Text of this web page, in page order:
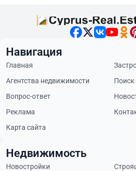
Навигация
Главная
Агентства недвижимости
Поиск
Вопрос-ответ
Реклама
Карта сайта
Недвижимость
Новостройки